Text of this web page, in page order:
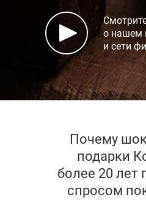
о нашем
и сети
Почему
подарки
более 20 лет
спросом